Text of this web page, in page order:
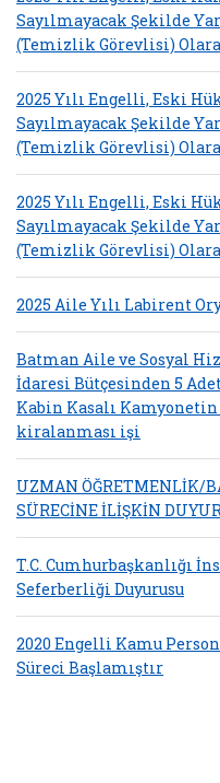
Sayılmayacak Şekilde
(Temizlik Görevlisi)
2025 Yılı Engelli, Eski
Sayılmayacak Şekilde
(Temizlik Görevlisi)
2025 Yılı Engelli, Eski
Sayılmayacak Şekilde
(Temizlik Görevlisi)
2025 Aile Yılı Labirent
Batman Aile ve Sosyal
İdaresi Bütçesinden 5
Kabin Kasalı
kiralanması işi
UZMAN ÖĞRETMENLİK/
SÜRECİNE İLİŞKİN
T.C. Cumhurbaşkanlığı
Seferberliği Duyurusu
2020 Engelli Kamu
Süreci Başlamıştır